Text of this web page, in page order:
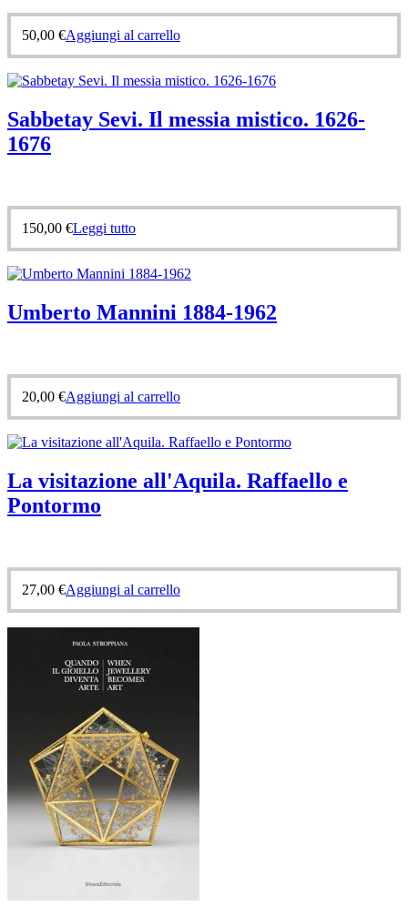
50,00 €Aggiungi al carrello
Sabbetay Sevi. Il messia mistico. 1626-
1676
150,00 €Leggi tutto
Umberto Mannini 1884-1962
20,00 €Aggiungi al carrello
La visitazione all'Aquila. Raffaello e
Pontormo
27,00 €Aggiungi al carrello